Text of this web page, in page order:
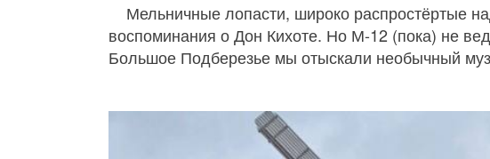
Мельничные лопасти, широко распростёртые
воспоминания о Дон Кихоте. Но М-12 (пока) не
Большое Подберезье мы отыскали необычный